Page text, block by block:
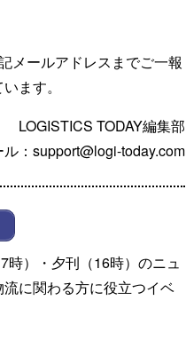
メールアドレスまでご一報
ます。
LOGISTICS TODAY編集部
ル：support@logi-today.com
時）・夕刊（16時）のニュ
に関わる方に役立つイベ